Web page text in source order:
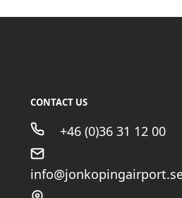
CONTACT US
+46 (0)36 31 12 00